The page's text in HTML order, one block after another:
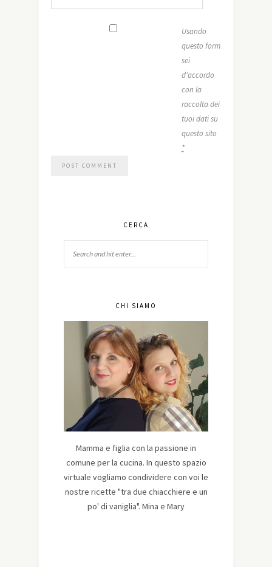
Usando
questo form
sei
d'accordo
con la
raccolta dei
tuoi dati su
questo sito
*
CERCA
CHI SIAMO
Mamma e figlia con la passione in
comune per la cucina. In questo spazio
virtuale vogliamo condividere con voi le
nostre ricette "tra due chiacchiere e un
po' di vaniglia". Mina e Mary